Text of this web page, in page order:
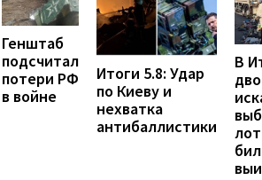
Генштаб
подсчитал
потери РФ
в войне
Итоги 5.8: Удар
по Киеву и
нехватка
антибаллистики
В